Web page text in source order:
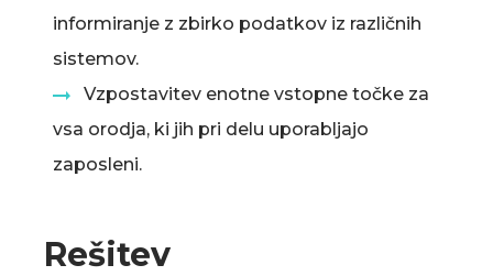
informiranje z zbirko podatkov iz različnih
sistemov.
Vzpostavitev enotne vstopne točke za
vsa orodja, ki jih pri delu uporabljajo
zaposleni.
Rešitev